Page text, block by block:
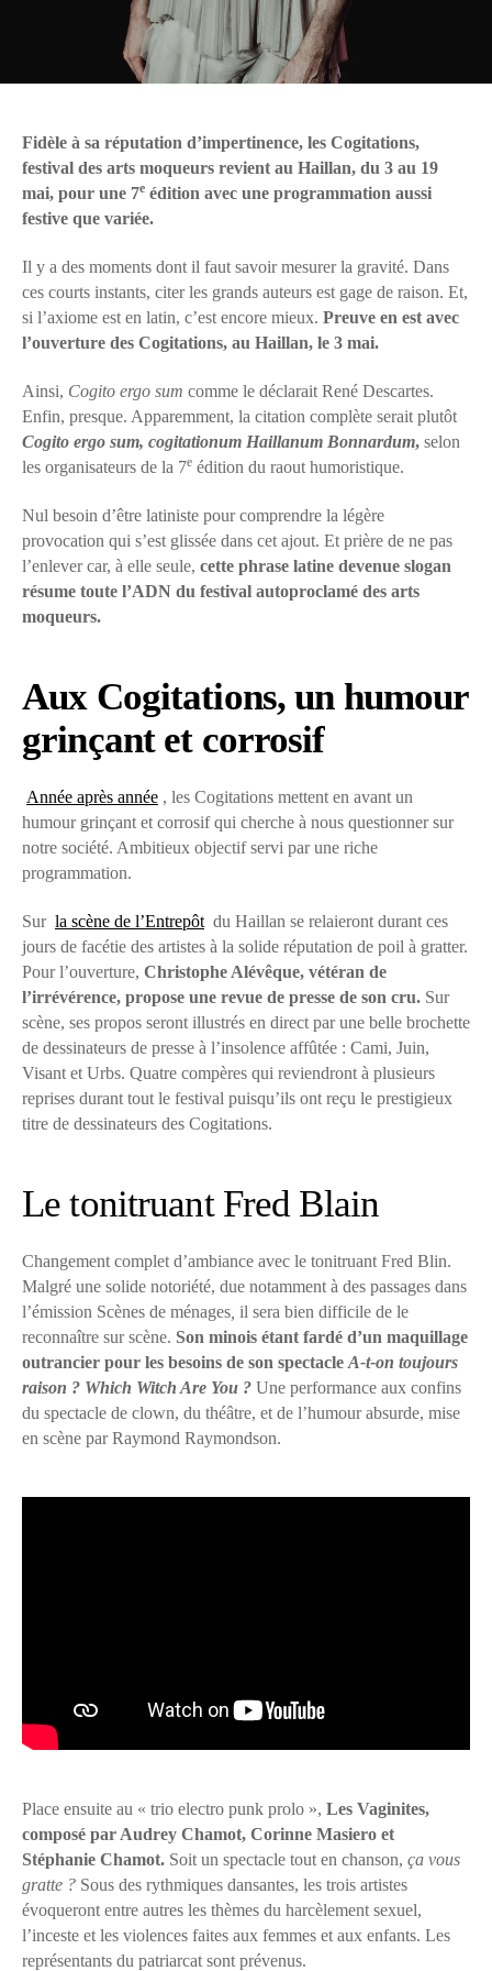
Fidèle à sa réputation d’impertinence, les Cogitations,
festival des arts moqueurs revient au Haillan, du 3 au 19
mai, pour une 7e édition avec une programmation aussi
festive que variée.
Il y a des moments dont il faut savoir mesurer la gravité. Dans
ces courts instants, citer les grands auteurs est gage de raison. Et,
si l’axiome est en latin, c’est encore mieux. Preuve en est avec
l’ouverture des Cogitations, au Haillan, le 3 mai.
Ainsi, Cogito ergo sum comme le déclarait René Descartes.
Enfin, presque. Apparemment, la citation complète serait plutôt
Cogito ergo sum, cogitationum Haillanum Bonnardum, selon
les organisateurs de la 7e édition du raout humoristique.
Nul besoin d’être latiniste pour comprendre la légère
provocation qui s’est glissée dans cet ajout. Et prière de ne pas
l’enlever car, à elle seule, cette phrase latine devenue slogan
résume toute l’ADN du festival autoproclamé des arts
moqueurs.
Aux Cogitations, un humour
grinçant et corrosif
Année après année , les Cogitations mettent en avant un
humour grinçant et corrosif qui cherche à nous questionner sur
notre société. Ambitieux objectif servi par une riche
programmation.
Sur la scène de l’Entrepôt du Haillan se relaieront durant ces
jours de facétie des artistes à la solide réputation de poil à gratter.
Pour l’ouverture, Christophe Alévêque, vétéran de
l’irrévérence, propose une revue de presse de son cru. Sur
scène, ses propos seront illustrés en direct par une belle brochette
de dessinateurs de presse à l’insolence affûtée : Cami, Juin,
Visant et Urbs. Quatre compères qui reviendront à plusieurs
reprises durant tout le festival puisqu’ils ont reçu le prestigieux
titre de dessinateurs des Cogitations.
Le tonitruant Fred Blain
Changement complet d’ambiance avec le tonitruant Fred Blin.
Malgré une solide notoriété, due notamment à des passages dans
l’émission Scènes de ménages il sera bien difficile de le
reconnaître sur scène. Son minois étant fardé d’un maquillage
outrancier pour les besoins de son spectacle A-t-on toujours
raison ? Which Witch Are You ? Une performance aux confins
du spectacle de clown, du théâtre, et de l’humour absurde, mise
en scène par Raymond Raymondson.
Place ensuite au « trio electro punk prolo », Les Vaginites,
composé par Audrey Chamot, Corinne Masiero et
Stéphanie Chamot. Soit un spectacle tout en chanson, ça vous
gratte ? Sous des rythmiques dansantes, les trois artistes
évoqueront entre autres les thèmes du harcèlement sexuel,
l’inceste et les violences faites aux femmes et aux enfants. Les
représentants du patriarcat sont prévenus.